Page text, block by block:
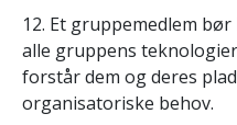
12. Et gruppemedlem
alle gruppens
forstår dem og deres
organisatoriske behov.